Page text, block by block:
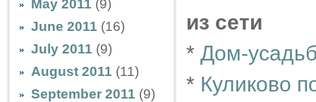
May 2011 (9)
June 2011 (16)
July 2011 (9)
August 2011 (11)
September 2011 (9)
из сети
* Дом-
* Куликово